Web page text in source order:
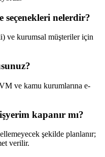
seçenekleri nelerdir?
ve kurumsal müşteriler için
ve kamu kurumlarına e-
kapanır mı?
şekilde planlanır;
verilir.